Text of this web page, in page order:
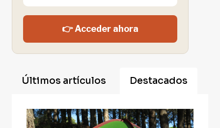
👉 Acceder ahora
Últimos artículos Destacados